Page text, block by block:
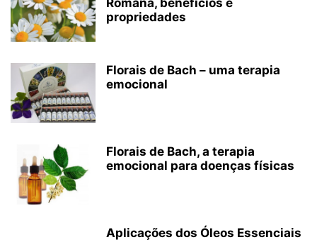
Romana, benefícios e
propriedades
Florais de Bach – uma terapia
emocional
Florais de Bach, a terapia
emocional para doenças físicas
Aplicações dos Óleos Essenciais